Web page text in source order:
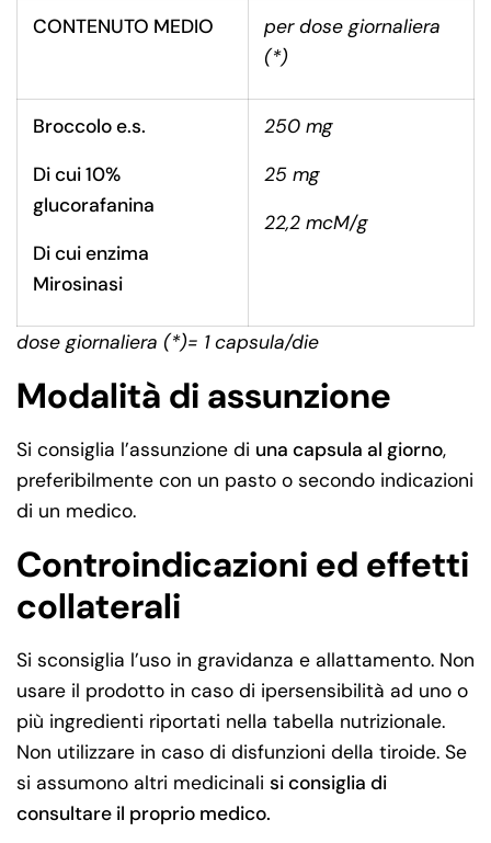
CONTENUTO MEDIO
per dose giornaliera
(*)
Broccolo e.s.
Di cui 10%
glucorafanina
Di cuienzima
Mirosinasi
250 mg
25 mg
22,2 mcM/g
dose giornaliera (*)= 1 capsula/die
Modalità di assunzione
Si consiglia l’assunzione di una capsula al giorno,
preferibilmente con un pasto o secondo indicazioni
di un medico.
Controindicazioni ed effetti
collaterali
Si sconsiglia l’uso in gravidanza e allattamento. Non
usare il prodotto in caso di ipersensibilità ad uno o
più ingredienti riportati nella tabella nutrizionale.
Non utilizzare in caso di disfunzioni della tiroide. Se
si assumono altri medicinali si consiglia di
consultare il proprio medico.